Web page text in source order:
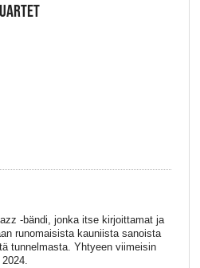
-bändi, jonka itse kirjoittamat ja
runomaisista kauniista sanoista
tunnelmasta. Yhtyeen viimeisin